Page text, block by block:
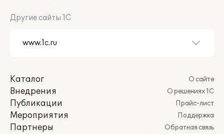
Другие сайты 1С
Каталог
Внедрения
Публикации
Мероприятия
Партнеры
О сайте
О решениях 1С
Прайс-лист
Поддержка
Обратная связь